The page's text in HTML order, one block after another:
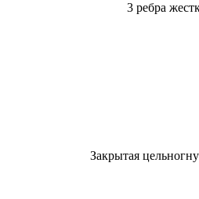
3 ребра
Закрытая